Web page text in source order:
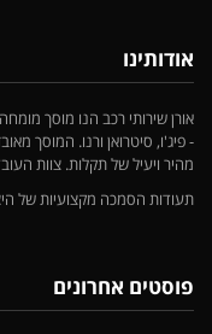
אודותינו
אורן שירותי רכב הנו מוסך
- פיג'ו, סיטרואן ורנו. המוסך
מהיר ויעיל של תקלות. צוות
תעודות הסמכה מקצועיות של
פוסטים אחרונים